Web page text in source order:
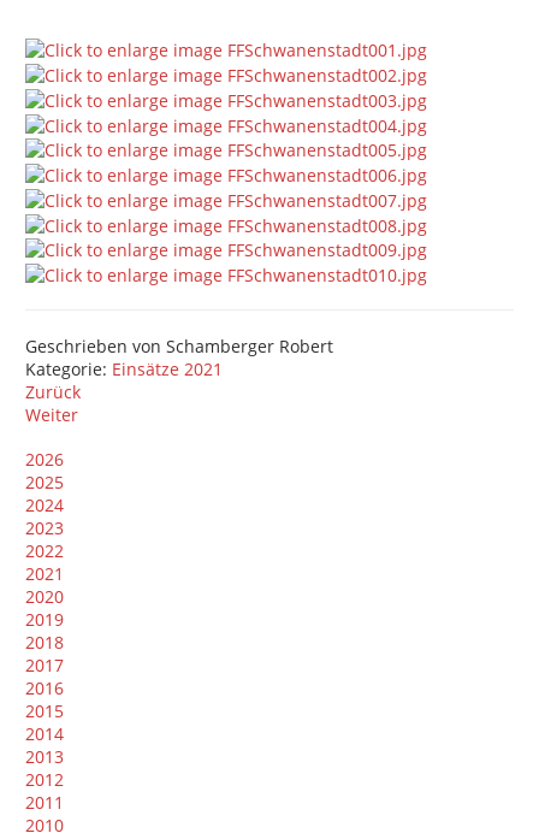
Geschrieben vonSchamberger Robert
Kategorie: Einsätze 2021
Zurück
Weiter
2026
2025
2024
2023
2022
2021
2020
2019
2018
2017
2016
2015
2014
2013
2012
2011
2010